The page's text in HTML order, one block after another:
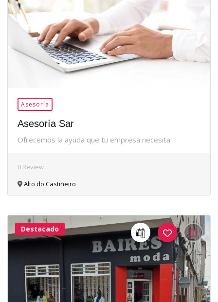
Asesoría
Asesoría Sar
Ofrecemos la ayuda que tu empresa necesita
0 Review
Alto do Castiñeiro
24Me
Gusta
Destacado